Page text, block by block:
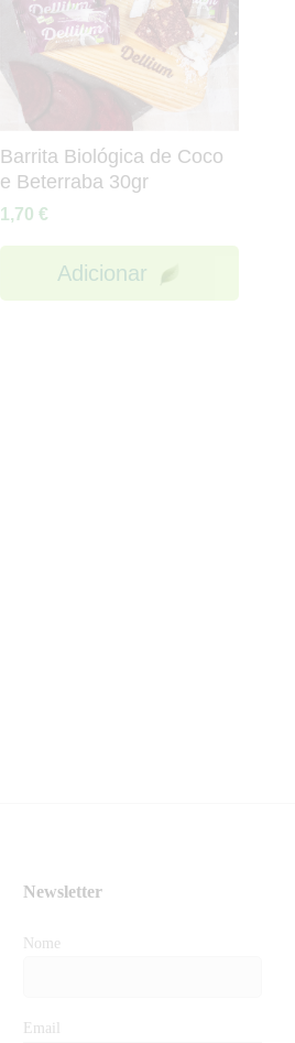
Barrita Biológica de Coco
e Beterraba 30gr
1,70€
Adicionar
Newsletter
Nome
Email